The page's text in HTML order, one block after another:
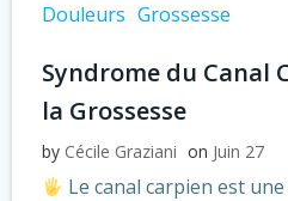
Douleurs Grossesse
Syndrome du Canal
la Grossesse
by Cécile Graziani on Juin 27
Le canal carpien est